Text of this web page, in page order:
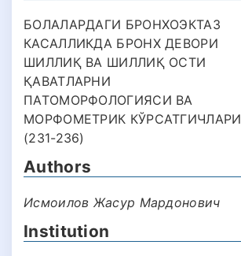
БОЛАЛАРДАГИ БРОНХОЭКТАЗ
КАСАЛЛИКДА БРОНХ ДЕВОРИ
ШИЛЛИҚ ВА ШИЛЛИҚ ОСТИ
ҚАВАТЛАРНИ
ПАТОМОРФОЛОГИЯСИ ВА
МОРФОМЕТРИК КЎРСАТГИЧЛАРИ
(231-236)
Authors
Исмоилов Жасур Мардонович
Institution